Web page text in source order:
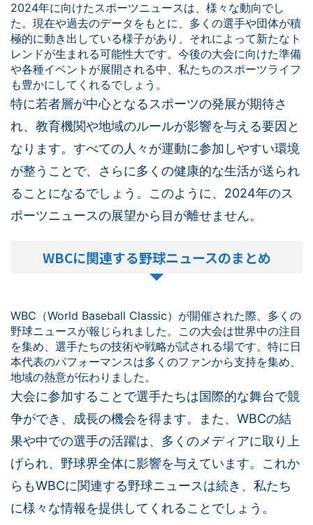
2024年に向けたスポーツニュースは、様々な動向でし
た。現在や過去のデータをもとに、多くの選手や団体が積
極的に動き出している様子があり、それによって新たなト
レンドが生まれる可能性大です。今後の大会に向けた準備
や各種イベントが展開される中、私たちのスポーツライフ
も豊かにしてくれるでしょう。
特に若者層が中心となるスポーツの発展が期待さ
れ、教育機関や地域のルールが影響を与える要因と
なります。すべての人々が運動に参加しやすい環境
が整うことで、さらに多くの健康的な生活が送られ
ることになるでしょう。このように、2024年のス
ポーツニュースの展望から目が離せません。
WBCに関連する野球ニュースのまとめ
WBC（World Baseball Classic）が開催された際、多くの
野球ニュースが報じられました。この大会は世界中の注目
を集め、選手たちの技術や戦略が試される場です。特に日
本代表のパフォーマンスは多くのファンから支持を集め、
地域の熱意が伝わりました。
大会に参加することで選手たちは国際的な舞台で競
争ができ、成長の機会を得ます。また、WBCの結
果や中での選手の活躍は、多くのメディアに取り上
げられ、野球界全体に影響を与えています。これか
らもWBCに関連する野球ニュースは続き、私たち
に様々な情報を提供してくれることでしょう。